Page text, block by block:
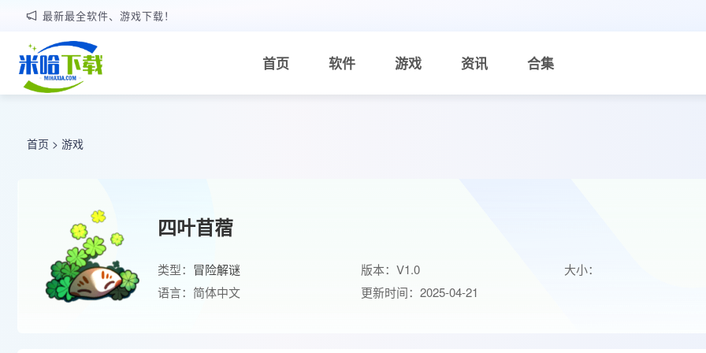
最新最全软件、游戏下载！
首页 软件 游戏 资讯 合集
首页 > 游戏
四叶苜蓿
类型： 冒险解谜 版本：V1.0
大小：
语言：简体中文
更新时间：2025-04-21